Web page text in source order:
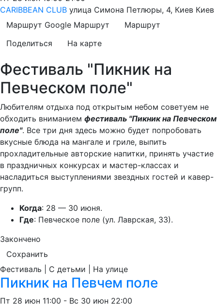
CARIBBEAN CLUB улица Симона Петлюры, 4, Киев Киев
Маршрут Google Маршрут
Маршрут
Поделиться
На карте
Фестиваль "Пикник на
Певческом поле"
Любителям отдыха под открытым небом советуем не
обходить вниманием фестиваль "Пикник на Певческом
поле". Все три дня здесь можно будет попробовать
вкусные блюда на мангале и гриле, выпить
прохладительные авторские напитки, принять участие
в праздничных конкурсах и мастер-классах и
насладиться выступлениями звездных гостей и кавер-
групп.
Когда: 28 — 30 июня.
Где: Певческое поле (ул. Лаврская, 33).
Закончено
Сохранить
Фестиваль | С детьми | На улице
Пикник на Певчем поле
Пт 28 июн 11:00 - Вс 30 июн 22:00